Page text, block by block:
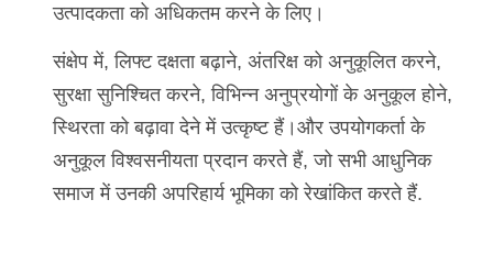
उत्पादकता को अधिकतम करने के लिए।
संक्षेप में, लिफ्ट दक्षता बढ़ाने, अंतरिक्ष को अनुकूलित करने,
सुरक्षा सुनिश्चित करने, विभिन्न अनुप्रयोगों के अनुकूल होने,
स्थिरता को बढ़ावा देने में उत्कृष्ट हैं।और उपयोगकर्ता के
अनुकूल विश्वसनीयता प्रदान करते हैं, जो सभी आधुनिक
समाज में उनकी अपरिहार्य भूमिका को रेखांकित करते हैं.